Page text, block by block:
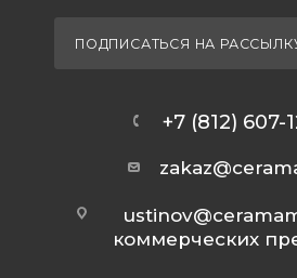
ПОДПИСАТЬСЯ НА
+7 (812) 607-
коммерческих